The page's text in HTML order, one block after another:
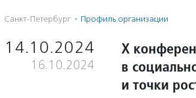
Санкт-Петербург · Профиль организации
14.10.2024
16.10.2024
X
в
и точки